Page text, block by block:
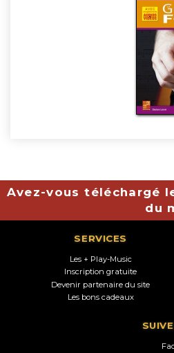
Avez-vous téléchargé
du
SERVICES
Les + Play-Music
Inscription gratuite
Devenir partenaire du site
Les bons cadeaux